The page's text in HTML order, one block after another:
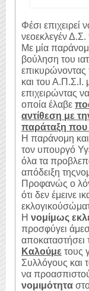
Φέσι επιχειρεί
νεοεκλεγέν
Με μία
βούληση του
επικυρώνοντας
και του Α.Π.Σ.Ι.
επιχειρώντας
οποία έλαβε
αντίθεση με
παράταξη που
Η παράνομη
τον υπουργό
όλα τα
απόδειξη
Προφανώς ο
ότι δεν έμεινε
Η νομίμως
προσφύγει
αποκαταστήσει
Καλούμε τους
Συλλόγους και
να
νομιμότητα